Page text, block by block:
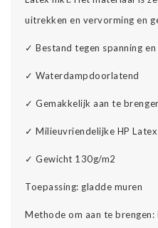
uitrekken en vervorming en
✓ Bestand tegen spanning
✓ Waterdampdoorlatend
✓ Gemakkelijk aan te
✓ Milieuvriendelijke HP
✓ Gewicht 130g/m2
Toepassing: gladde muren
Methode om aan te brengen: